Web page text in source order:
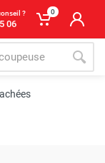
?
06
0